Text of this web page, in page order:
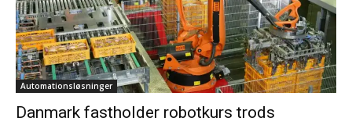
Automationsløsninger
Danmark fastholder robotkurs trods